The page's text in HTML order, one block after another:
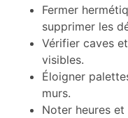
Fermer
supprimer les
Vérifier caves
visibles.
Éloigner
murs.
Noter heures